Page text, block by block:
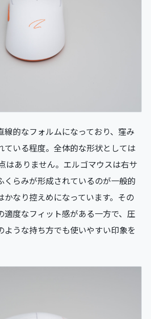
線的なフォルムになっており、窪み
ている程度。全体的な形状としては
はありません。エルゴマウスは右サ
くらみが形成されているのが一般的
かなり控えめになっています。その
適度なフィット感がある一方で、圧
ような持ち方でも使いやすい印象を